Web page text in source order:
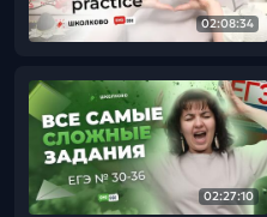
02:08:34
02:27:10